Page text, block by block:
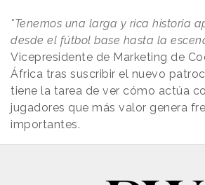
"Tenemos una larga y rica historia
desde el fútbol base hasta la
Vicepresidente de Marketing de
África tras suscribir el nuevo
tiene la tarea de ver cómo actúa
jugadores que más valor genera
importantes.